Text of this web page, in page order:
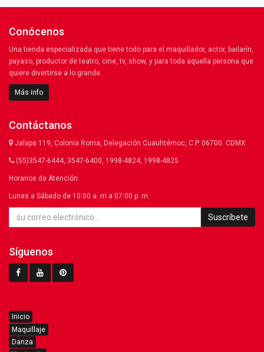
Conócenos
Una tienda especializada que tiene todo para el maquillador, actor, bailarín,
payaso, productor de teatro, cine, tv, show, y para toda aquella persona que
quiere divertirse a lo grande.
Más info
Contáctanos
Jalapa 119, Colonia Roma, Delegación Cuauhtémoc, C.P. 06700. CDMX
(55)3547-6444, 3547-6400, 1998-4824, 1998-4825
Horarios de Atención:
Lunes a Sábado de 10:00 a. m a 07:00 p. m.
Suscríbete
Síguenos
Inicio
Maquillaje
Danza